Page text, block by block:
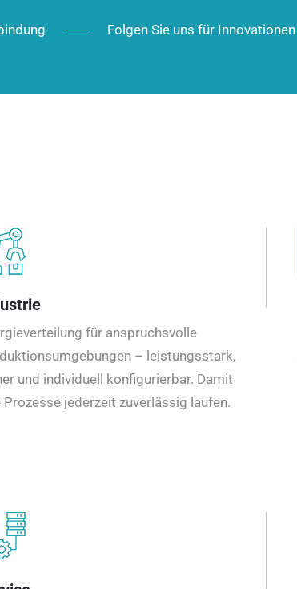
Folgen Sie uns für
für anspruchsvolle
– leistungsstark,
und individuell konfigurierbar. Damit
Prozesse jederzeit zuverlässig laufen.